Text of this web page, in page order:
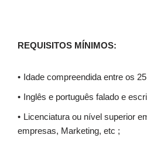
REQUISITOS MÍNIMOS:
Idade compreendida entre os
Inglês e português falado e
Licenciatura ou nível superior
empresas, Marketing, etc ;